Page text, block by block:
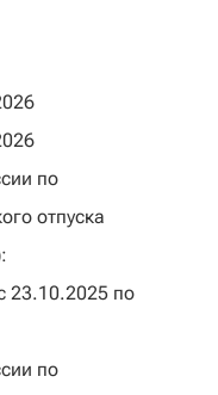
по
отпуска
23.10.2025 по
по